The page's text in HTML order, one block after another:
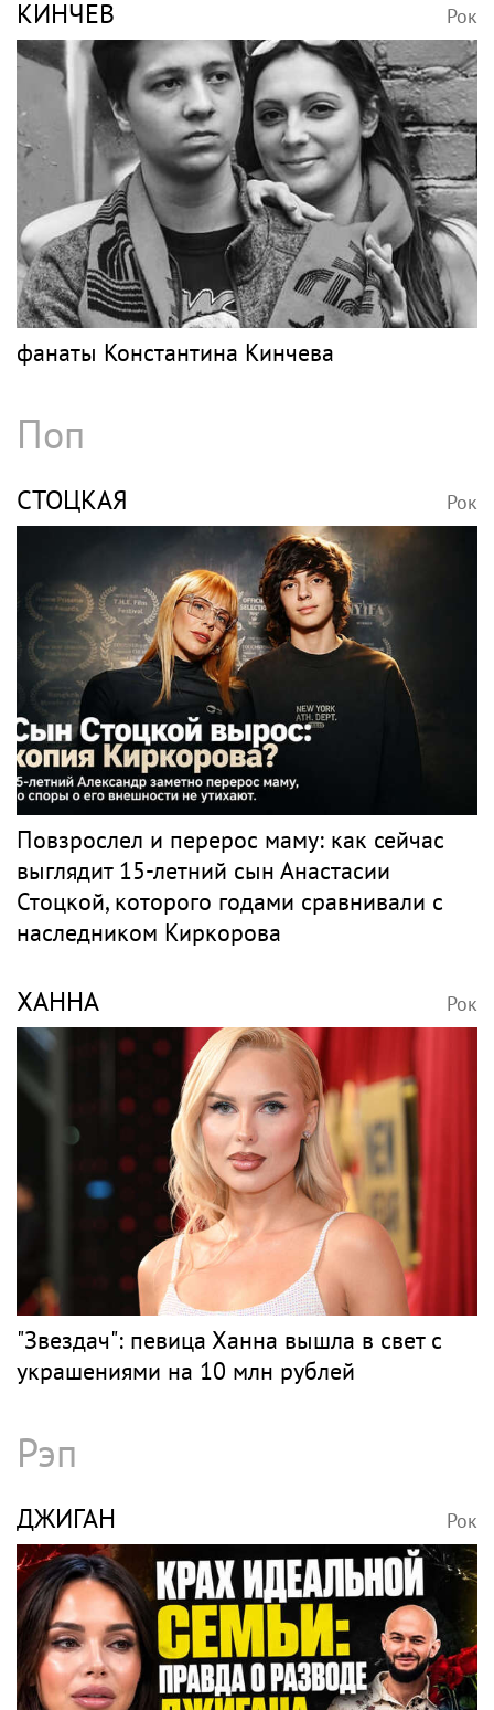
КИНЧЕВ Рок
фанаты Константина Кинчева
Поп
СТОЦКАЯ Рок
Повзрослел и перерос маму: как сейчас
выглядит 15-летний сын Анастасии
Стоцкой, которого годами сравнивали с
наследником Киркорова
ХАННА Рок
"Звездач": певица Ханна вышла в свет с
украшениями на 10 млн рублей
Рэп
ДЖИГАН Рок